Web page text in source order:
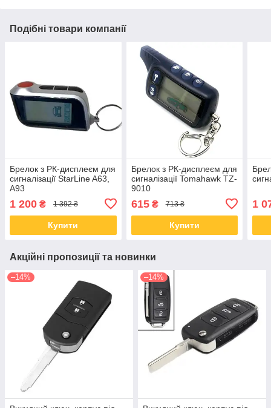
Подібні товари компанії
Брелок з РК-дисплеєм для
сигналізації StarLine A63,
A93
1 200 ₴ 1 392 ₴
Купити
Брелок з РК-дисплеєм для
сигналізації Tomahawk TZ-
9010
615₴ 713 ₴
Купити
1
Акційні пропозиції та новинки
–14% –14%